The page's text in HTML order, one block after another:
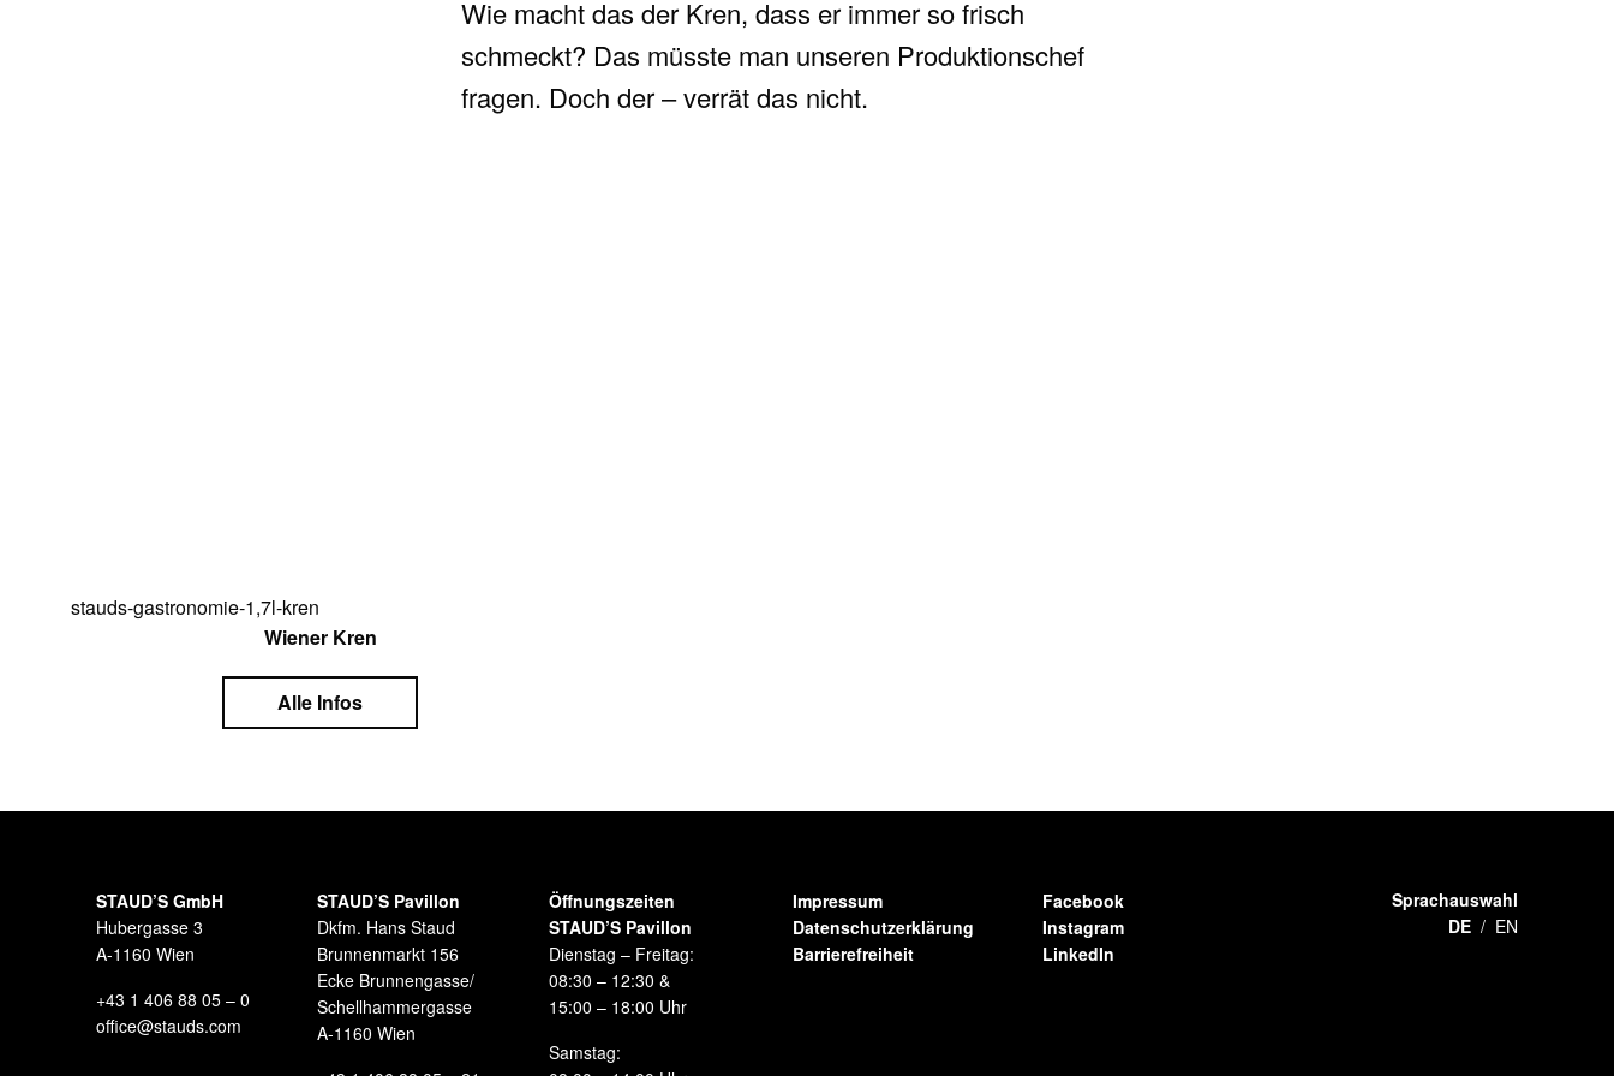
Wie macht das der Kren, dass er immer so frisch
schmeckt? Das müsste man unseren Produktionschef
fragen. Doch der – verrät das nicht.
Wiener Kren
Alle Infos
STAUD’S GmbH
Hubergasse 3
A-1160 Wien
+43 1 406 88 05 – 0
office@stauds.com
STAUD’S Pavillon
Dkfm. Hans Staud
Brunnenmarkt 156
Ecke Brunnengasse/
Schellhammergasse
A-1160 Wien
Öffnungszeiten
STAUD’S Pavillon
Dienstag – Freitag:
08:30 – 12:30 &
15:00 – 18:00 Uhr
Samstag:
Impressum
Datenschutzerklärung
Barrierefreiheit
Facebook
Instagram
LinkedIn
Sprachauswahl
DE
EN